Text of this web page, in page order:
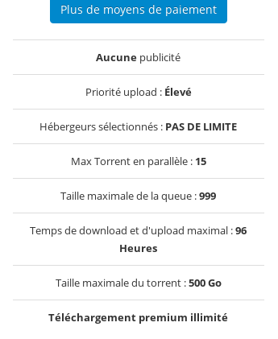
Plus de moyens de paiement
Aucune publicité
Priorité upload : Élevé
Hébergeurs sélectionnés : PAS DE LIMITE
Max Torrent en parallèle : 15
Taille maximale de la queue :999
Temps de download et d'upload maximal :96
Heures
Taille maximale du torrent :500 Go
Téléchargement premium illimité